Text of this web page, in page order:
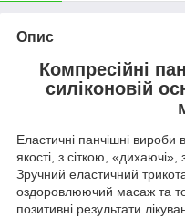
Опис
Компресійні
силіконовій
Еластичні панчішні вироби
якості, з сіткою,
Зручний еластичний
оздоровлюючий масаж та
позитивні результати